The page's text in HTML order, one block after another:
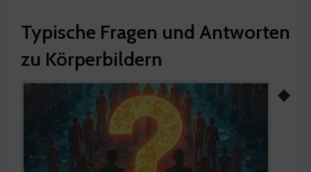
Typische Fragen und Antworten
zu Körperbildern
◆